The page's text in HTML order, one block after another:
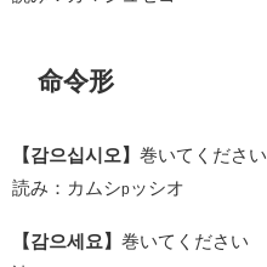
命令形
【감으십시오】 巻いてください
読み：カムシpッシオ
【감으세요】 巻いてください